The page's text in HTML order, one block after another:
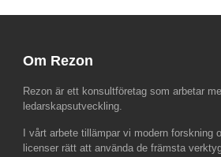
Om Rezon
Rezon är ett konsultföretag som arbetar
ledarskapsutveckling.
I vårt arbete tillämpar vi modern forskning
licenser rätt att använda de främsta